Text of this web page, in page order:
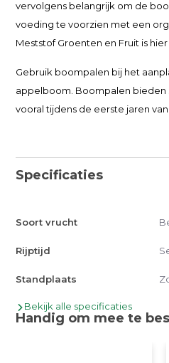
vervolgens belangrijk om de
voeding te voorzien met een
Meststof Groenten en Fruit is
Gebruik boompalen bij het
appelboom. Boompalen bieden
vooral tijdens de eerste jaren
Specificaties
Soort vrucht
Rijptijd
Standplaats
Bekijk alle specificaties
Handig om mee te